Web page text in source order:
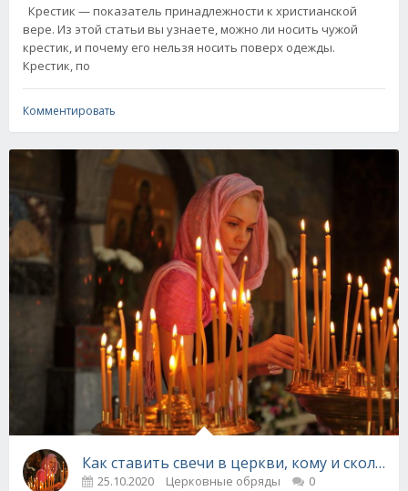
Крестик — показатель принадлежности к христианской
вере. Из этой статьи вы узнаете, можно ли носить чужой
крестик, и почему его нельзя носить поверх одежды.
Крестик, по
Комментировать
Как ставить свечи в церкви, кому и сколько?
25.10.2020 Церковные обряды 0